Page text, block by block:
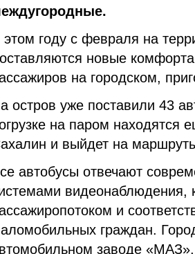
этом году с февраля на
новые
на городском,
остров уже поставили 43
на паром находятся
и выйдет на
автобусы отвечают
видеонаблюдения,
и
граждан.
заводе